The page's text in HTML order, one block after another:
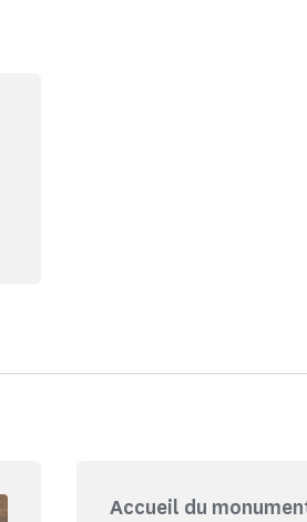
Accueil du